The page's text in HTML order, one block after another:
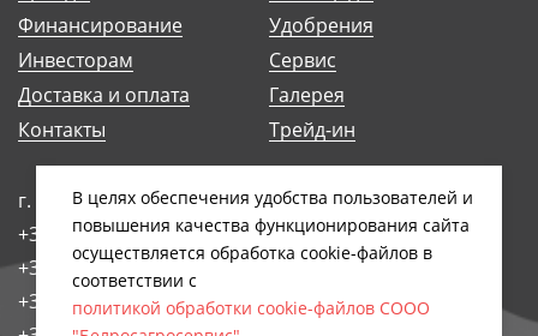
Финансирование
Инвесторам
Доставка и оплата
Контакты
Удобрения
Сервис
Галерея
Трейд-ин
г. Минск, ул. Антоновская, 14Б
+375 (17) 248-91-29
+375 (17) 242-97-93
+375 (17) 258-89-66
В целях обеспечения удобства пользователей и
повышения качества функционирования сайта
осуществляется обработка сookiе-файлов в
соответствии с
политикой обработки cookie-файлов СООО